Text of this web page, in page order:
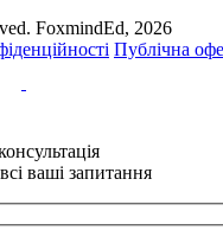
FoxmindEd, 2026
Публічна
ваші запитання